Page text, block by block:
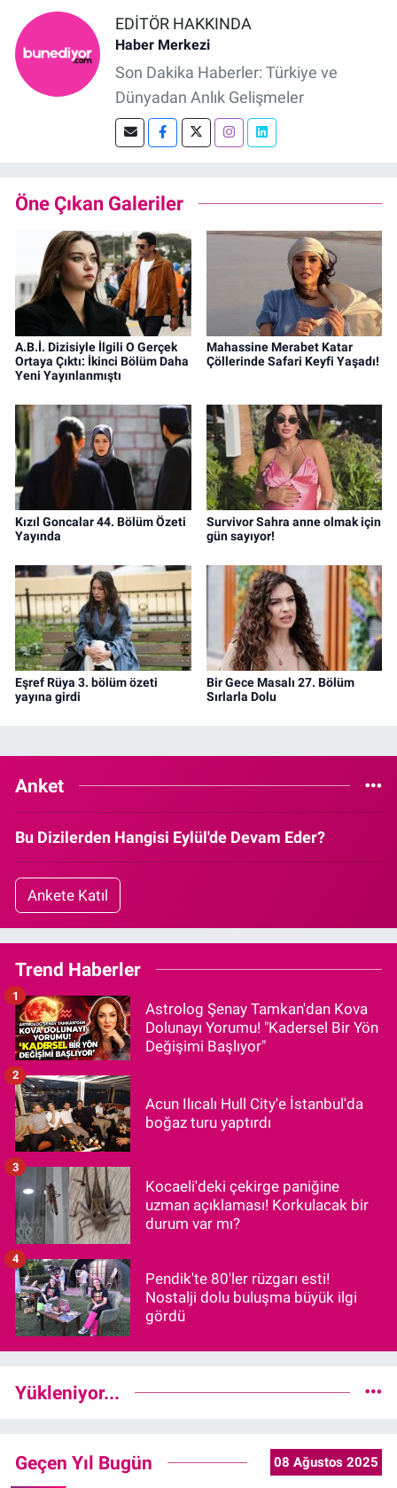
EDITÖR HAKKINDA
Haber Merkezi
Son Dakika Haberler: Türkiye ve
Dünyadan Anlık Gelişmeler
Öne Çıkan Galeriler
A.B.İ. Dizisiyle İlgili O Gerçek
Ortaya Çıktı: İkinci Bölüm Daha
Yeni Yayınlanmıştı
Mahassine Merabet Katar
Çöllerinde Safari Keyfi Yaşadı!
Kızıl Goncalar 44. Bölüm Özeti
Yayında
Survivor Sahra anne olmak için
gün sayıyor!
Eşref Rüya 3. bölüm özeti
yayına girdi
Bir Gece Masalı 27. Bölüm
Sırlarla Dolu
Anket
Bu Dizilerden Hangisi Eylül'de Devam Eder?
Ankete Katıl
Trend Haberler
Astrolog Şenay Tamkan'dan Kova
Dolunayı Yorumu! "Kadersel Bir Yön
Değişimi Başlıyor"
1
Acun Ilıcalı Hull City'e İstanbul'da
boğaz turu yaptırdı
2
Kocaeli'deki çekirge paniğine
uzman açıklaması! Korkulacak bir
durum var mı?
3
Pendik'te 80'ler rüzgarı esti!
Nostalji dolu buluşma büyük ilgi
gördü
4
Yükleniyor...
Geçen Yıl Bugün 08 Ağustos 2025